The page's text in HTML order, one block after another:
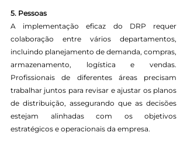
5. Pessoas
A implementação eficaz do DRP requer
colaboração entre vários departamentos,
incluindo planejamento de demanda, compras,
armazenamento, logística e vendas.
Profissionais de diferentes áreas precisam
trabalhar juntos para revisar e ajustar os planos
de distribuição, assegurando que as decisões
estejam alinhadas com os objetivos
estratégicos e operacionais da empresa.